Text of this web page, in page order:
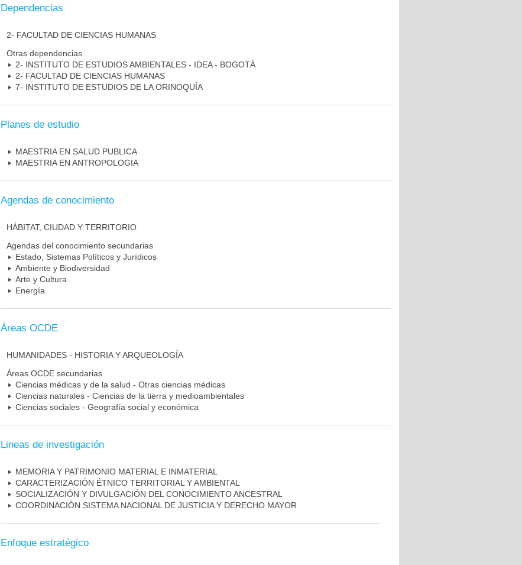
Dependencias
2- FACULTAD DE CIENCIAS HUMANAS
Otras dependencias
2- INSTITUTO DE ESTUDIOS AMBIENTALES - IDEA - BOGOTÁ
2- FACULTAD DE CIENCIAS HUMANAS
7- INSTITUTO DE ESTUDIOS DE LA ORINOQUÍA
Planes de estudio
MAESTRIA EN SALUD PUBLICA
MAESTRIA EN ANTROPOLOGIA
Agendas de conocimiento
HÁBITAT, CIUDAD Y TERRITORIO
Agendas del conocimiento secundarias
Estado, Sistemas Políticos y Jurídicos
Ambiente y Biodiversidad
Arte y Cultura
Energía
Áreas OCDE
HUMANIDADES - HISTORIA Y ARQUEOLOGÍA
Áreas OCDE secundarias
Ciencias médicas y de la salud - Otras ciencias médicas
Ciencias naturales - Ciencias de la tierra y medioambientales
Ciencias sociales - Geografía social y económica
Lineas de investigación
MEMORIA Y PATRIMONIO MATERIAL E INMATERIAL
CARACTERIZACIÓN ÉTNICO TERRITORIAL Y AMBIENTAL
SOCIALIZACIÓN Y DIVULGACIÓN DEL CONOCIMIENTO ANCESTRAL
COORDINACIÓN SISTEMA NACIONAL DE JUSTICIA Y DERECHO MAYOR
Enfoque estratégico